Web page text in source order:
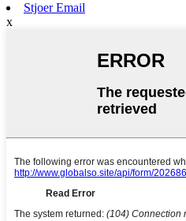
Stjoer Email
x